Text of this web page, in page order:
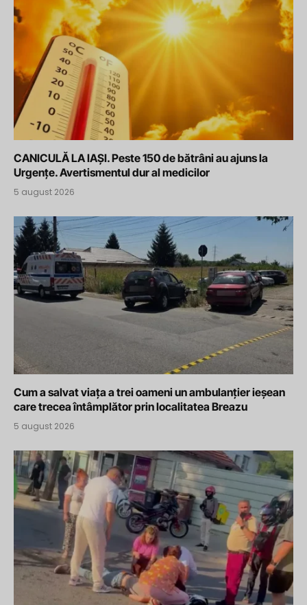
CANICULĂ LA IAȘI. Peste 150 de bătrâni au ajuns la
Urgențe. Avertismentul dur al medicilor
5 august 2026
Cum a salvat viața a trei oameni un ambulanțier ieșean
care trecea întâmplător prin localitatea Breazu
5 august 2026